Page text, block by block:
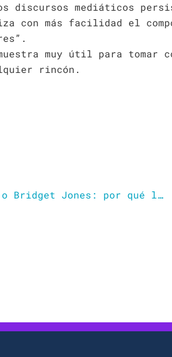
discursos mediáticos
con más facilidad el
muy útil para tomar
rincón.
Tinderella, Chenoa, Matilda o Bridget Jones: por qué los síndromes casi siempre tienen nombre de mujer